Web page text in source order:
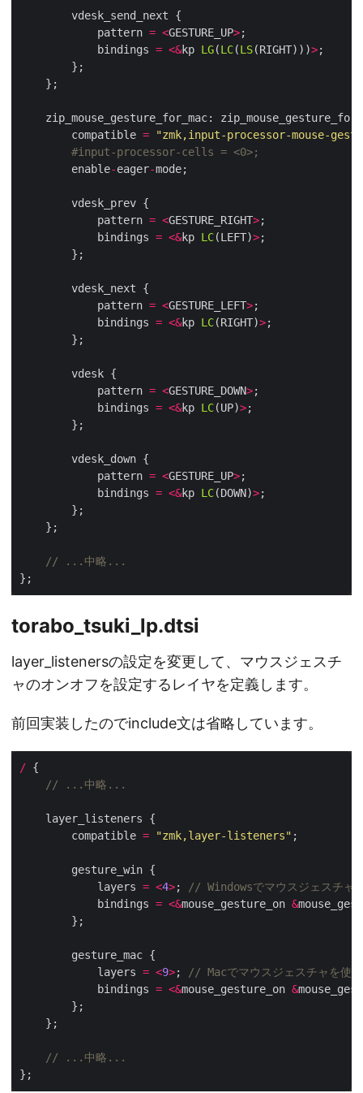
            pattern
= <GESTURE_UP>
            bindings
= <&kp LG(LC(LS(RIGHT)))>
        compatible
=
"zmk,input-processor-mouse-
        enable
-eager-
            pattern
= <GESTURE_RIGHT>
            bindings
= <&kp LC(LEFT)>
            pattern
= <GESTURE_LEFT>
            bindings
= <&kp LC(RIGHT)>
            pattern
= <GESTURE_DOWN>
            bindings
= <&kp LC(UP)>
            pattern
= <GESTURE_UP>
            bindings
= <&kp LC(DOWN)>
torabo_tsuki_lp.dtsi
layer_listenersの設定を変更して、マウスジェスチ
ャのオンオフを設定するレイヤを定義します。
前回実装したのでinclude文は省略しています。
/
        compatible
= "zmk,layer-listeners"
            layers
= <4>;
            bindings
= <&mouse_gesture_on &
            layers
= <9>;
            bindings
= <&mouse_gesture_on &